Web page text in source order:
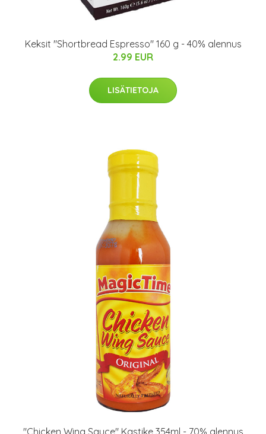
Keksit "Shortbread Espresso" 160 g - 40% alennus
2.99 EUR
LISÄTIETOJA
"Chicken Wing Sauce" Kastike 354ml - 70% alennus